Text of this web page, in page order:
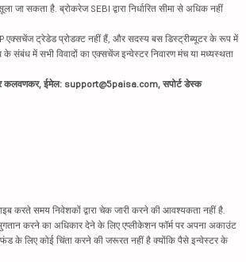
जा सकता है. ब्रोकरेज SEBI द्वारा निर्धारित सीमा से अधिक नहीं
ट्रेडेड प्रोडक्ट नहीं हैं, और सदस्य बस डिस्ट्रीब्यूटर के रूप में
के संबंध में सभी विवादों का एक्सचेंज इन्वेस्टर निवारण मंच या मध्यस्थता
कलवणकर, ईमेल: support@5paisa.com, सपोर्ट डेस्क
करते समय निवेशकों द्वारा चेक जारी करने की आवश्यकता नहीं है.
करने का अधिकार देने के लिए एप्लीकेशन फॉर्म पर अपना अकाउंट
के लिए कोई चिंता करने की जरूरत नहीं है क्योंकि पैसे इन्वेस्टर के